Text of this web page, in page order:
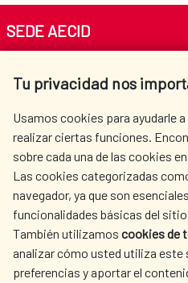
Tu privacidad nos
Usamos cookies para ayudarle
realizar ciertas funciones.
sobre cada una de las cookies
Las cookies categorizadas
navegador, ya que son
funcionalidades básicas del
También utilizamos cookies de
analizar cómo usted utiliza este
preferencias y aportar el
SEDE AECID
Tel. +34 900 20 30 54​​​​​​​
AECID
SPANISH HUMANITARIAN
ACTION
CULTURE AND SCIENCE